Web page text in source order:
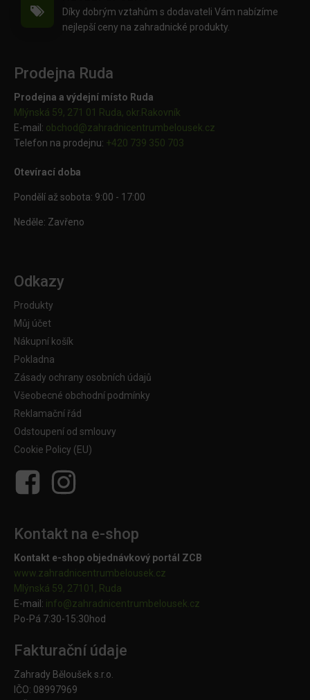
Díky dobrým vztahům s dodavateli Vám nabízíme
nejlepší ceny na zahradnické produkty.
Prodejna Ruda
Prodejna a výdejní místo Ruda
Mlýnská 59, 271 01 Ruda, okr.Rakovník
E-mail: obchod@zahradnicentrumbelousek.cz
Telefon na prodejnu: +420 739 350 703
Otevírací doba
Pondělí až sobota: 9:00 - 17:00
Neděle: Zavřeno
Odkazy
Produkty
Můj účet
Nákupní košík
Pokladna
Zásady ochrany osobních údajů
Všeobecné obchodní podmínky
Reklamační řád
Odstoupení od smlouvy
Cookie Policy (EU)
Kontakt na e-shop
Kontakt e-shop objednávkový portál ZCB
www.zahradnicentrumbelousek.cz
Mlýnská 59, 27101, Ruda
E-mail: info@zahradnicentrumbelousek. cz
Po-Pá 7:30-15:30hod
Fakturační údaje
Zahrady Běloušek s.r.o.
IČO: 08997969